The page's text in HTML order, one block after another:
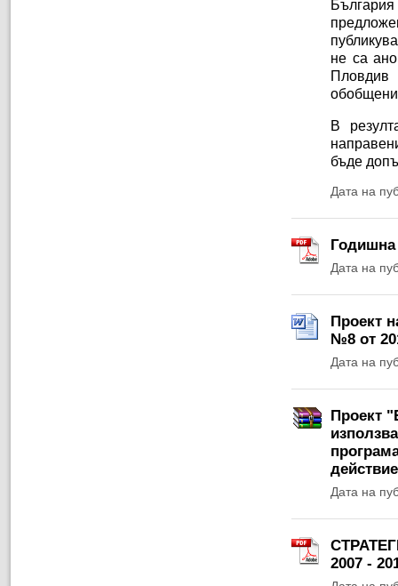
не са
Пловдив
В
бъде
Дата на
Годишна
Дата на
Проект
№8 от
Дата на
Проект
Дата на
2007 -